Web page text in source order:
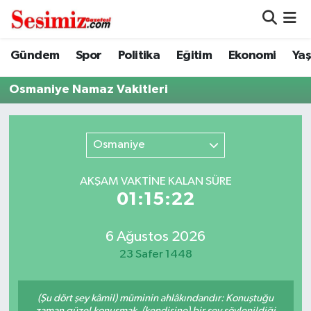
Gündem Spor Politika Eğitim Ekonomi
Osmaniye Namaz Vakitleri
Osmaniye
AKŞAM VAKTİNE KALAN SÜRE
01:15:22
6 Ağustos 2026
23 Safer 1448
(Şu dört şey kâmil) müminin ahlâkındandır: Konuştuğu
Dünya
Eğitim
Sağlık
Nöbetçi Eczaneler
Hava Durumu
Trafik Durumu
Süper Lig Puan Durumu ve Fikstür
Tüm Manşetler
Haber Arşivi